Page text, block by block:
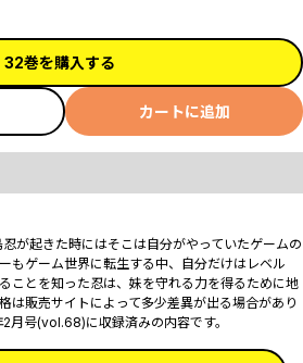
32巻を購入する
カートに追加
が起きた時にはそこは自分がやっていたゲームの
もゲーム世界に転生する中、自分だけはレベル
ことを知った忍は、妹を守れる力を得るために地
は販売サイトによって多少差異が出る場合があり
号(vol.68)に収録済みの内容です。